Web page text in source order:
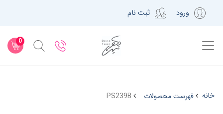
ورود ثبت نام
0
خانه فهرست محصولات PS239B